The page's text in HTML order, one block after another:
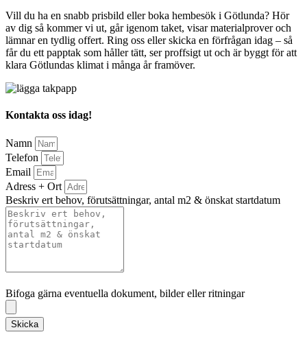
Vill du ha en snabb prisbild eller boka hembesök i Götlunda? Hör
av dig så kommer vi ut, går igenom taket, visar materialprover och
lämnar en tydlig offert. Ring oss eller skicka en förfrågan idag – så
får du ett papptak som håller tätt, ser proffsigt ut och är byggt för att
klara Götlundas klimat i många år framöver.
Kontakta oss idag!
Namn
Telefon
Email
Adress + Ort
Beskriv ert behov, förutsättningar, antal m2 & önskat startdatum
Bifoga gärna eventuella dokument, bilder eller ritningar
Skicka